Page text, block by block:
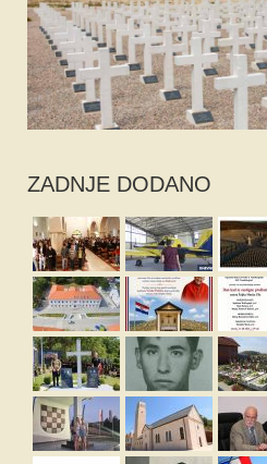
ZADNJE DODANO